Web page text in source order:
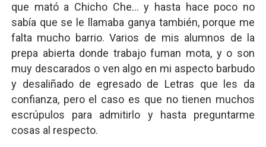
que mató a Chicho Che... y hasta hace poco no
sabía que se le llamaba ganya también, porque me
falta mucho barrio. Varios de mis alumnos de la
prepa abierta donde trabajo fuman mota, y o son
muy descarados o ven algo en mi aspecto barbudo
y desaliñado de egresado de Letras que les da
confianza, pero el caso es que no tienen muchos
escrúpulos para admitirlo y hasta preguntarme
cosas al respecto.